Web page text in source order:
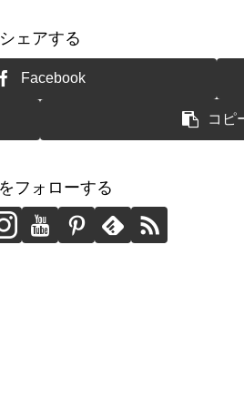
シェアする
Facebook
コピ
フォローする